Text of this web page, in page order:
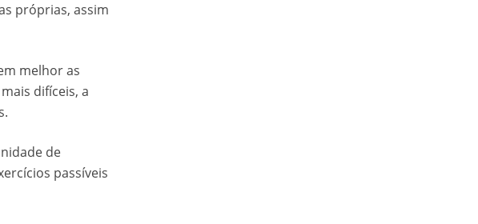
próprias, assim
melhor as
difíceis, a
de
passíveis